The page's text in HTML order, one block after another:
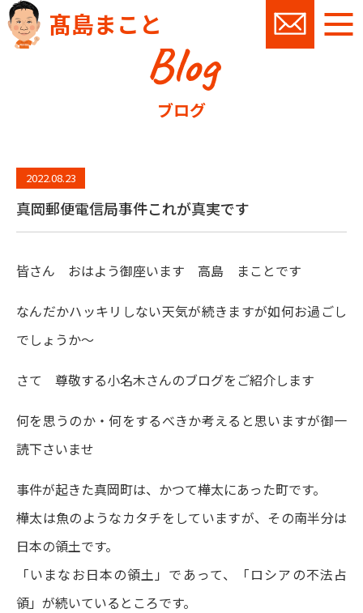
髙島まこと
Blog
ブログ
2022.08.23
真岡郵便電信局事件これが真実です
皆さん おはよう御座います 高島 まことです
なんだかハッキリしない天気が続きますが如何お過ごし
でしょうか～
さて 尊敬する小名木さんのブログをご紹介します
何を思うのか・何をするべきか考えると思いますが御一
読下さいませ
事件が起きた真岡町は、かつて樺太にあった町です。
樺太は魚のようなカタチをしていますが、その南半分は
日本の領土です。
「いまなお日本の領土」であって、「ロシアの不法占
領」が続いているところです。